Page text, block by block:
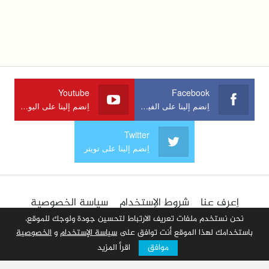
Facebook
اِنضم إلينا على الفيسبوك
Youtube
اِنضم إلينا على اليوتوب
Twitter
اِنضم إلينا على تويتر
اِعرف عنا شروط الإستخدام
سياسة الخصوصية
الإعلان في الموقع
اِتصل بنا أضف مقالا
© 2026 جميع الحقوق محفوظة
نحن نستخدم ملفات تعريف الارتباط لتحسين جودة ولوجك للموقع،
باستخدامك لهذا الموقع أنت توافق على سياسة الإستخداموالخصوصية
موافق
اقرأ المزيد